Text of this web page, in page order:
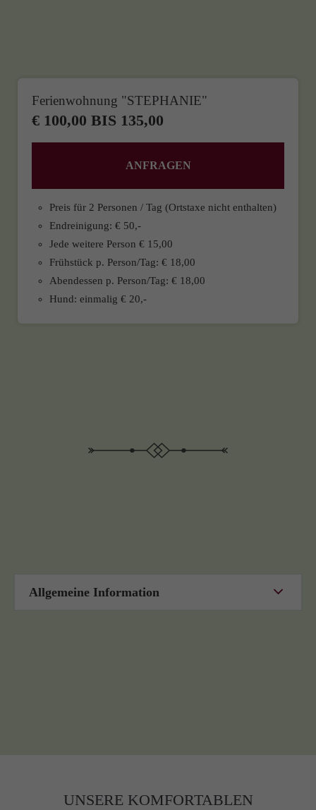
Ferienwohnung "STEPHANIE"
€ 100,00 BIS 135,00
ANFRAGEN
Preis für 2 Personen / Tag (Ortstaxe nicht enthalten)
Endreinigung: € 50,-
Jede weitere Person € 15,00
Frühstück p. Person/Tag: € 18,00
Abendessen p. Person/Tag: € 18,00
Hund: einmalig € 20,-
Allgemeine Information
UNSERE KOMFORTABLEN